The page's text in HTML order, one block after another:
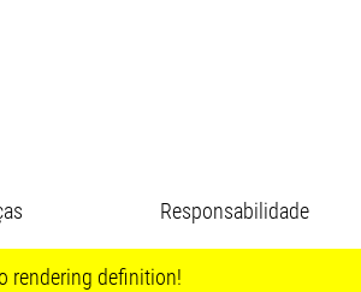
Responsabilidade
rendering definition!